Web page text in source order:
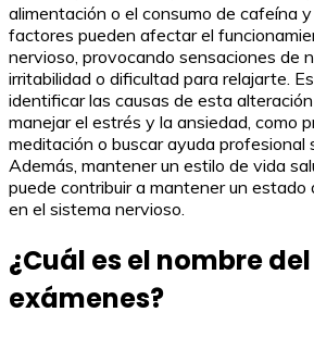
alimentación o el consumo de cafeína
factores pueden afectar el
nervioso, provocando sensaciones de
irritabilidad o dificultad para relajarte.
identificar las causas de esta
manejar el estrés y la ansiedad, como
meditación o buscar ayuda profesional
Además, mantener un estilo de vida
puede contribuir a mantener un
en el sistema nervioso.
¿Cuál es el nombre
exámenes?